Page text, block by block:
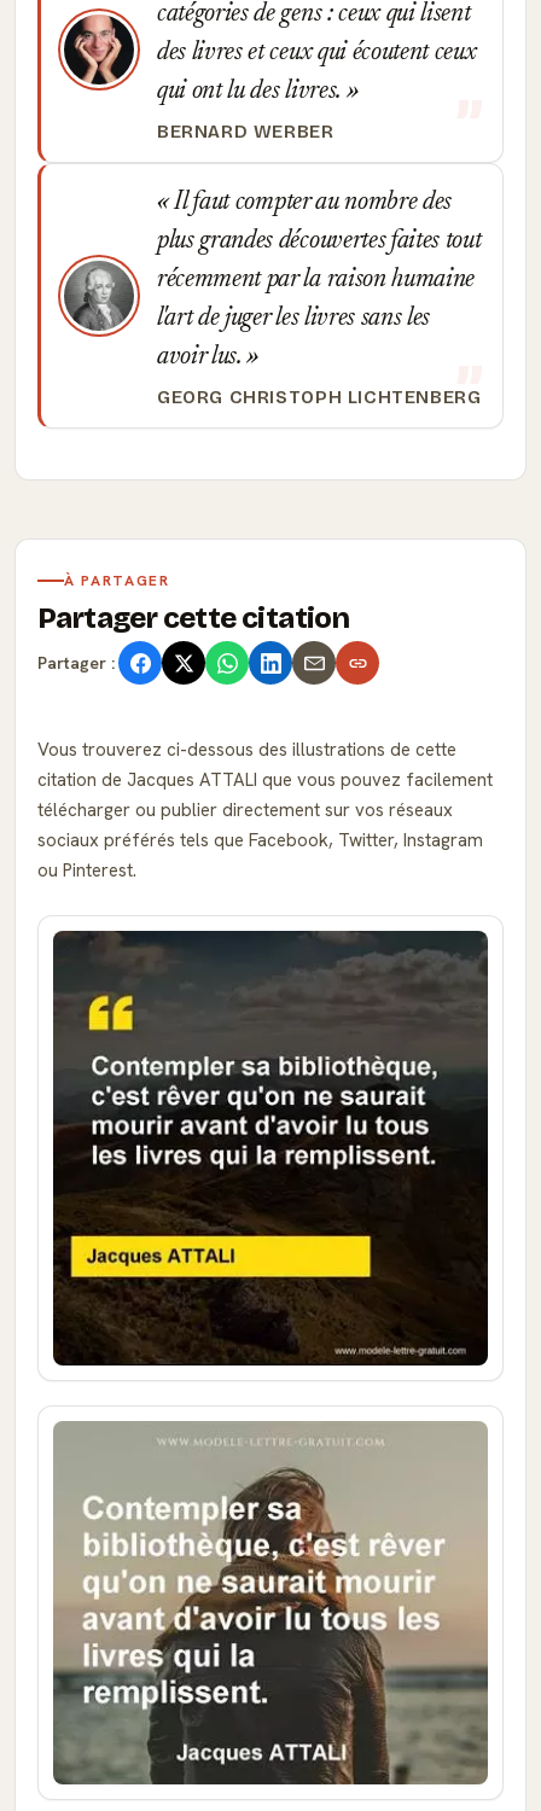
catégories de gens : ceux qui lisent
des livres et ceux qui écoutent ceux
qui ont lu des livres.
BERNARD WERBER
Il faut compter au nombre des
plus grandes découvertes faites tout
récemment par la raison humaine
l'art de juger les livres sans les
avoir lus.
GEORG CHRISTOPH LICHTENBERG
À PARTAGER
Partager cette citation
Partager :
Vous trouverez ci-dessous des illustrations de cette
citation de Jacques ATTALI que vous pouvez facilement
télécharger ou publier directement sur vos réseaux
sociaux préférés tels que Facebook, Twitter, Instagram
ou Pinterest.